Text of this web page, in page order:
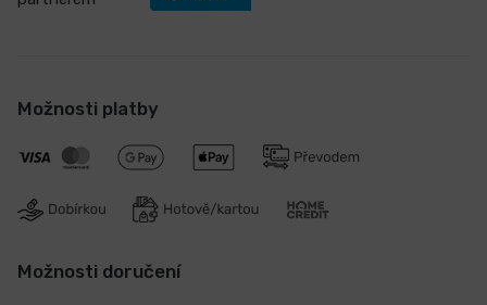
Možnosti platby
Možnosti doručení